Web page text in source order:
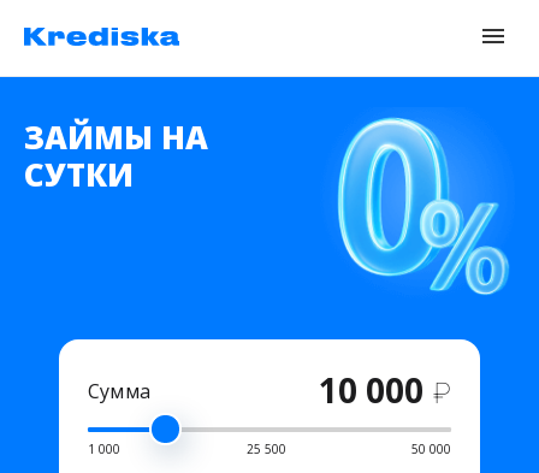
ЗАЙМЫ НА
СУТКИ
Сумма 10 000 ₽
1 000 25 500 50 000